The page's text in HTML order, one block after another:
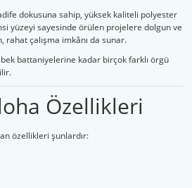
dokusuna sahip, yüksek kaliteli polyester
yüzeyi sayesinde örülen projelere dolgun ve
rahat çalışma imkânı da sunar.
battaniyelerine kadar birçok farklı örgü
Özellikleri
özellikleri şunlardır: